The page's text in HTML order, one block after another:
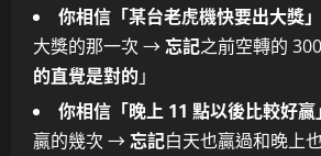
你相信「某台老虎機快要出大獎」
大獎的那一次 →忘記之前空轉的
的直覺是對的 」
你相信「晚上 11 點以後比較好贏」
贏的幾次 →忘記白天也贏過和晚上